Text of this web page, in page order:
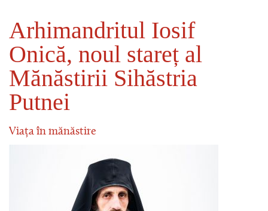
Arhimandritul Iosif
Onică, noul stareț al
Mănăstirii Sihăstria
Putnei
Viața în mănăstire